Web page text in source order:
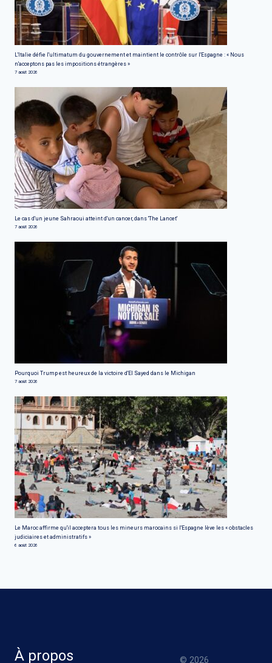
L'Italie défie l'ultimatum du gouvernement et maintient le contrôle sur l'Espagne : « Nous
n'acceptons pas les impositions étrangères »
7 août 2026
Le cas d'un jeune Sahraoui atteint d'un cancer, dans 'The Lancet'
7 août 2026
Pourquoi Trump est heureux de la victoire d'El Sayed dans le Michigan
7 août 2026
Le Maroc affirme qu'il acceptera tous les mineurs marocains si l'Espagne lève les « obstacles
judiciaires et administratifs »
6 août 2026
À propos © 2026